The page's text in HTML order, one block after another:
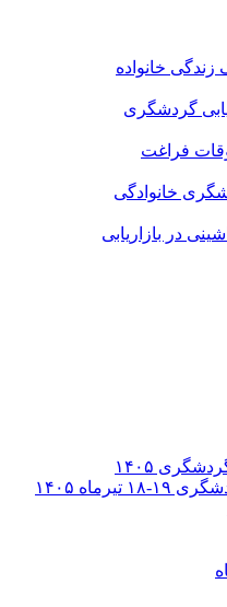
خانواده
گردشگری
فراغت
خانوادگی
در بازاریابی
۱۴۰۵